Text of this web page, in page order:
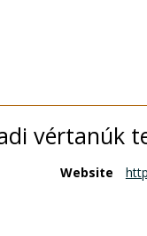
vértanúk
Website